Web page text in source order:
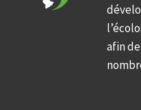
afin